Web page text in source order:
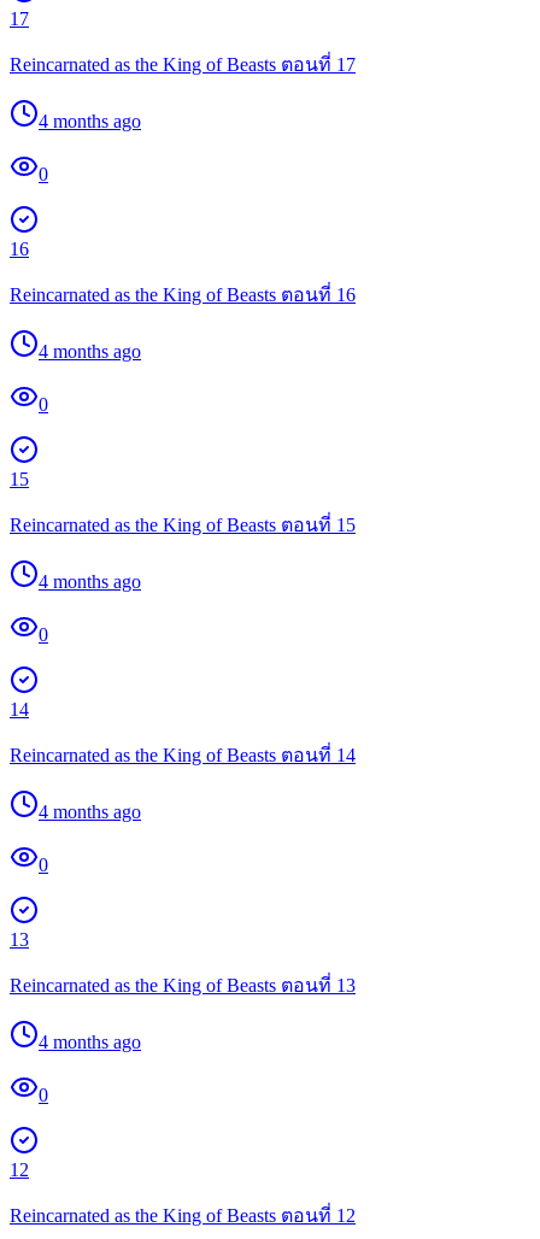
17
Reincarnated as the King of Beasts ตอนที่ 17
4 months ago
0
16
Reincarnated as the King of Beasts ตอนที่ 16
4 months ago
0
15
Reincarnated as the King of Beasts ตอนที่ 15
4 months ago
0
14
Reincarnated as the King of Beasts ตอนที่ 14
4 months ago
0
13
Reincarnated as the King of Beasts ตอนที่ 13
4 months ago
0
12
Reincarnated as the King of Beasts ตอนที่ 12